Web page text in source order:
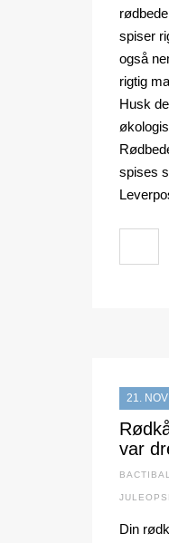
spiser
også
rigtig
Husk
spises
21.
var
Din